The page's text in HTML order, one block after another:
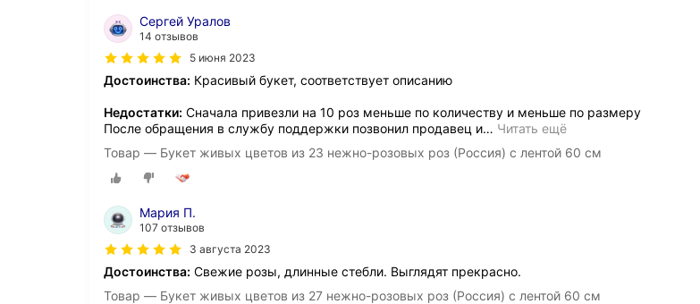
Сергей Уралов
14 отзывов
5 июня 2023
Достоинства: Красивый букет, соответствует описанию
Недостатки: Сначала привезли на 10 роз меньше по количеству и меньше по размеру
После обращения в службу поддержки позвонил продавец и… Читать ещё
Товар — Букет живых цветов из 23 нежно-розовых роз (Россия) с лентой 60 см
Мария П.
107 отзывов
3 августа 2023
Достоинства: Свежие розы, длинные стебли. Выглядят прекрасно.
Товар — Букет живых цветов из 27 нежно-розовых роз (Россия) с лентой 60 см